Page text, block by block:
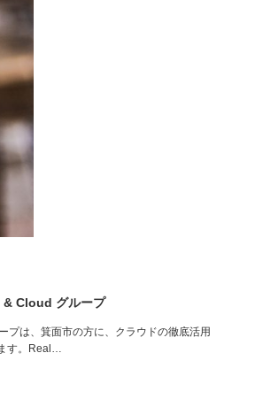
& Cloud グループ
プは、箕面市の方に、クラウドの徹底活用
す。Real…